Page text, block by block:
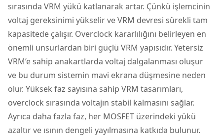
sırasında VRM yükü katlanarak artar. Çünkü işlemcinin
voltaj gereksinimi yükselir ve VRM devresi sürekli tam
kapasitede çalışır. Overclock kararlılığını belirleyen en
önemli unsurlardan biri güçlü VRM yapısıdır. Yetersiz
VRM’e sahip anakartlarda voltaj dalgalanması oluşur
ve bu durum sistemin mavi ekrana düşmesine neden
olur. Yüksek faz sayısına sahip VRM tasarımları,
overclock sırasında voltajın stabil kalmasını sağlar.
Ayrıca daha fazla faz, her MOSFET üzerindeki yükü
azaltır ve ısının dengeli yayılmasına katkıda bulunur.